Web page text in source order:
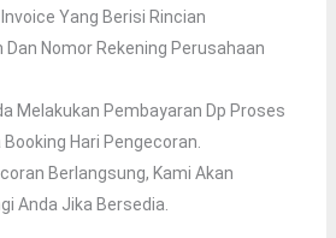
Yang Berisi Rincian
Dan Nomor Rekening Perusahaan
Melakukan Pembayaran Dp Proses
Hari Pengecoran.
Berlangsung, Kami Akan
Anda Jika Bersedia.